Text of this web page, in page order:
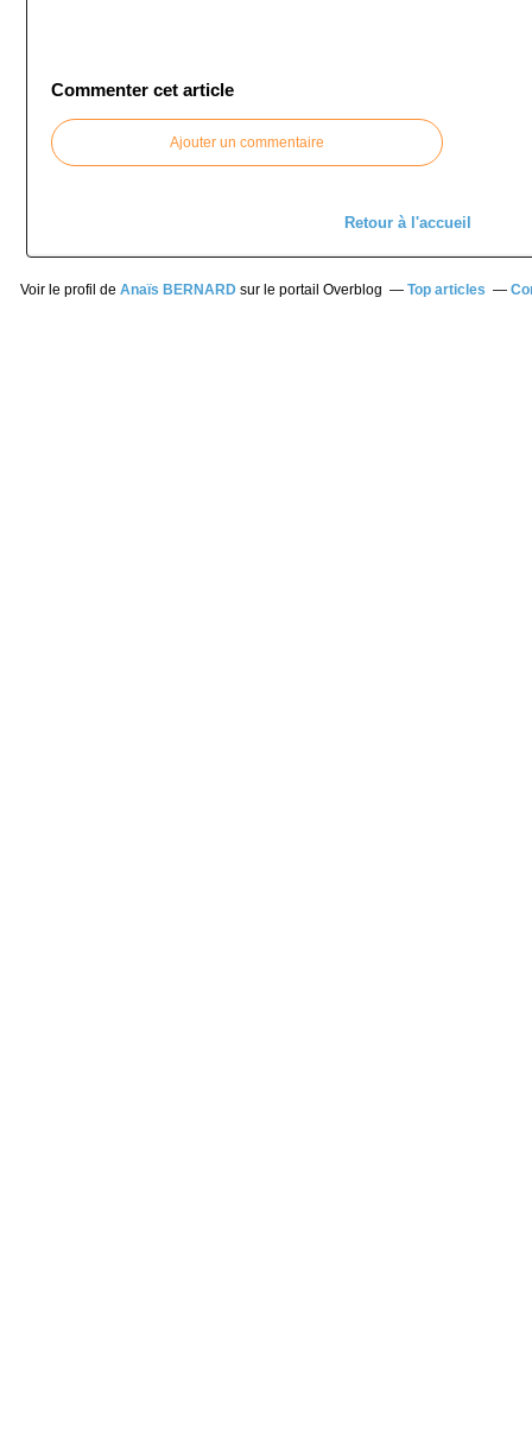
Commenter cet article
Ajouter un commentaire
Retour à l'accueil
Voir le profil de Anaïs BERNARDsur le portail Overblog Top articles